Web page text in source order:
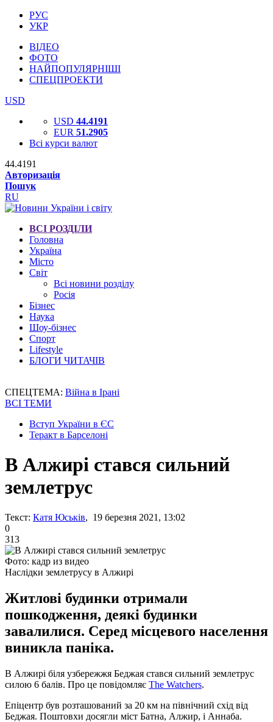
РУС
УКР
ВІДЕО
ФОТО
НАЙПОПУЛЯРНІШІ
СПЕЦПРОЕКТИ
USD
USD 44.4191
EUR 51.2905
Всі курси валют
44.4191
Авторизація
Пошук
RU
ВСІ РОЗДІЛИ
Головна
Україна
Місто
Світ
Всі новини розділу
Росія
Бізнес
Наука
Шоу-бізнес
Спорт
Lifestyle
БЛОГИ ЧИТАЧІВ
СПЕЦТЕМА: Війна в Ірані
ВСІ ТЕМИ
Вступ України в ЄС
Теракт в Барселоні
В Алжирі стався сильний
землетрус
Текст: Катя Юськів, 19 березня 2021, 13:02
0
313
Фото: кадр из видео
Наслідки землетрусу в Алжирі
Житлові будинки отримали
пошкодження, деякі будинки
завалилися. Серед місцевого населення
виникла паніка.
В Алжирі біля узбережжя Беджая стався сильний землетрус
силою 6 балів. Про це повідомляє The Watchers.
Епіцентр був розташований за 20 км на північний схід від
Беджая. Поштовхи досягли міст Батна, Алжир, і Аннаба.